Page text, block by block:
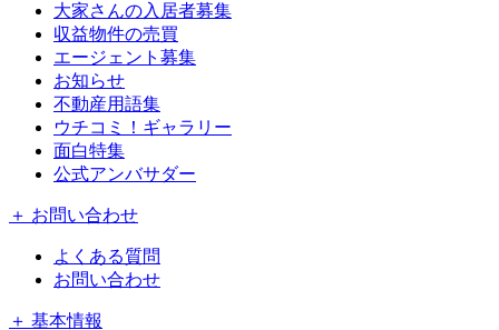
大家さんの入居者募集
収益物件の売買
エージェント募集
お知らせ
不動産用語集
ウチコミ！ギャラリー
面白特集
公式アンバサダー
＋ お問い合わせ
よくある質問
お問い合わせ
＋ 基本情報